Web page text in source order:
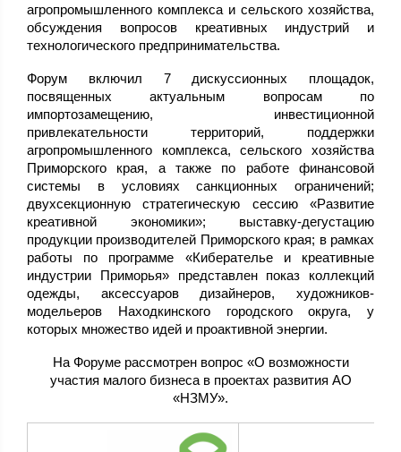
агропромышленного комплекса и сельского хозяйства,
обсуждения вопросов креативных индустрий и
технологического предпринимательства.
Форум включил 7 дискуссионных площадок,
посвященных актуальным вопросам по
импортозамещению, инвестиционной
привлекательности территорий, поддержки
агропромышленного комплекса, сельского хозяйства
Приморского края, а также по работе финансовой
системы в условиях санкционных ограничений;
двухсекционную стратегическую сессию «Развитие
креативной экономики»; выставку-дегустацию
продукции производителей Приморского края; в рамках
работы по программе «Киберателье и креативные
индустрии Приморья» представлен показ коллекций
одежды, аксессуаров дизайнеров, художников-
модельеров Находкинского городского округа, у
которых множество идей и проактивной энергии.
На Форуме рассмотрен вопрос «О возможности
участия малого бизнеса в проектах развития АО
«НЗМУ».